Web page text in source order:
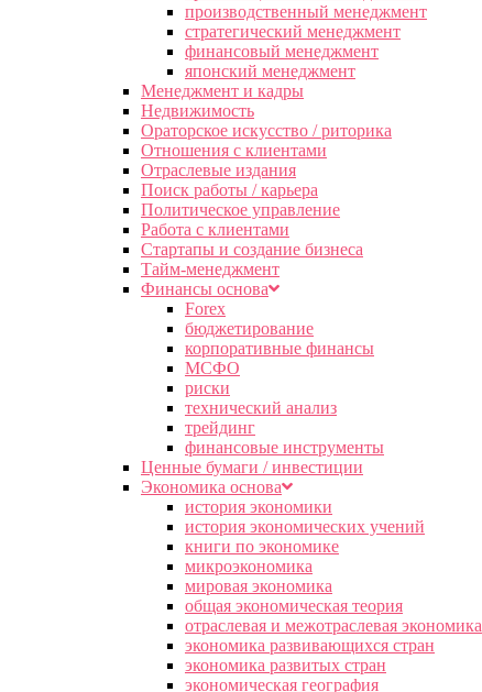
производственный менеджмент
стратегический менеджмент
финансовый менеджмент
японский менеджмент
Менеджмент и кадры
Недвижимость
Ораторское искусство / риторика
Отношения с клиентами
Отраслевые издания
Поиск работы / карьера
Политическое управление
Работа с клиентами
Стартапы и создание бизнеса
Тайм-менеджмент
Финансы основа
Forex
бюджетирование
корпоративные финансы
МСФО
риски
технический анализ
трейдинг
финансовые инструменты
Ценные бумаги / инвестиции
Экономика основа
история экономики
история экономических учений
книги по экономике
микроэкономика
мировая экономика
общая экономическая теория
отраслевая и межотраслевая экономика
экономика развивающихся стран
экономика развитых стран
экономическая география